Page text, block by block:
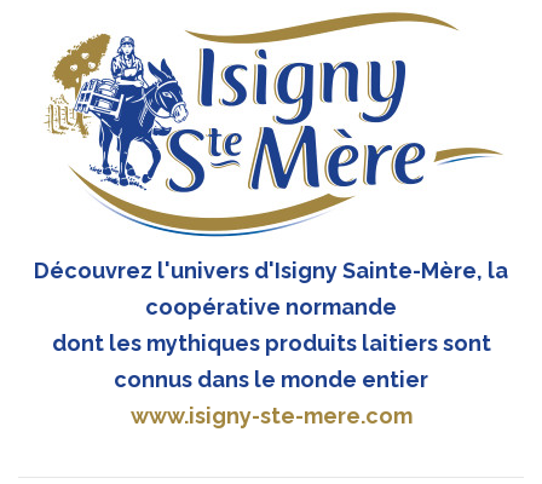
Découvrez l'univers d'Isigny Sainte-Mère, la
coopérative normande
dont les mythiques produits laitiers sont
connus dans le monde entier
www.isigny-ste-mere.com